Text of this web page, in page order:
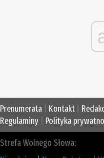
Prenumerata Kontakt
Regulaminy
Polityka
Strefa Wolnego Słowa: